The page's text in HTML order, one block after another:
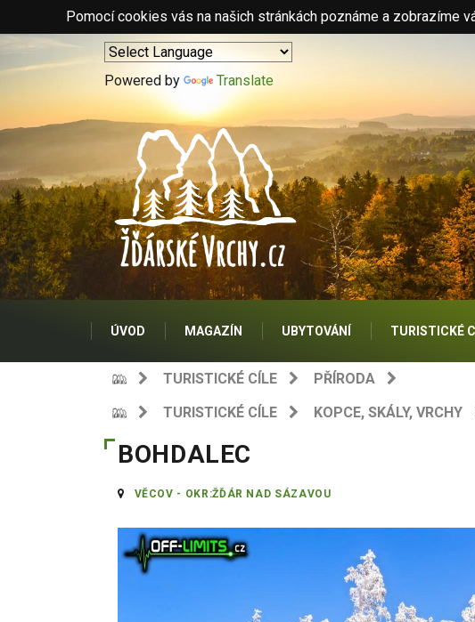
Pomocí cookies vás na našich stránkách poznáme a zobrazíme
Powered by Translate
ÚVOD MAGAZÍN UBYTOVÁNÍ TURISTICKÉ
TURISTICKÉ CÍLE
PŘÍRODA
TURISTICKÉ CÍLE
KOPCE, SKÁLY, VRCHY
BOHDALEC
VĚCOV - OKR:ŽĎÁR NAD SÁZAVOU